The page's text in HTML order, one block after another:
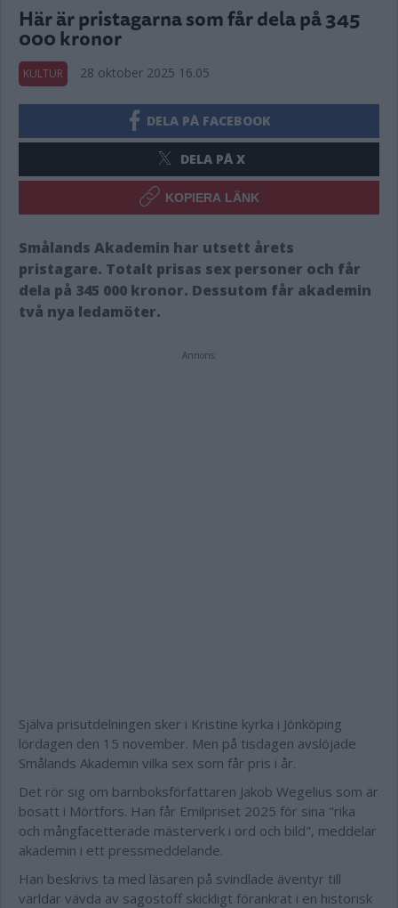
Här är pristagarna som får dela på 345
000 kronor
KULTUR 28 oktober 2025 16.05
DELA PÅ FACEBOOK
DELA PÅ X
KOPIERA LÄNK
Smålands Akademin har utsett årets
pristagare. Totalt prisas sex personer och får
dela på 345 000 kronor. Dessutom får akademin
två nya ledamöter.
Annons:
Själva prisutdelningen sker i Kristine kyrka i Jönköping
lördagen den 15 november. Men på tisdagen avslöjade
Smålands Akademin vilka sex som får pris i år.
Det rör sig om barnboksförfattaren Jakob Wegelius som är
bosatt i Mörtfors. Han får Emilpriset 2025 för sina "rika
och mångfacetterade mästerverk i ord och bild", meddelar
akademin i ett pressmeddelande.
Han beskrivs ta med läsaren på svindlade äventyr till
världar vävda av sagostoff skickligt förankrat i en historisk